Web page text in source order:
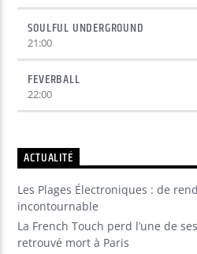
Yellow Party
SOULFUL UNDERGROUND
21:00
FEVERBALL
22:00
ACTUALITÉ
Les Plages Électroniques : de
incontournable
La French Touch perd l’une de
retrouvé mort à Paris